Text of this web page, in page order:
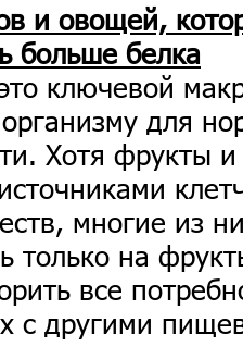
и овощей,
больше белка
ключевой
для
Хотя фрукты
многие из
только на
все
с другими